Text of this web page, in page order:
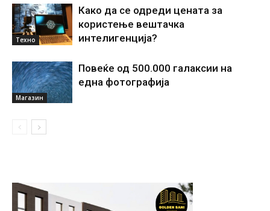
Техно
Како да се одреди цената за
користење вештачка
интелигенциjа?
Магазин
Повеќе од 500.000 галаксии на
една фотографија